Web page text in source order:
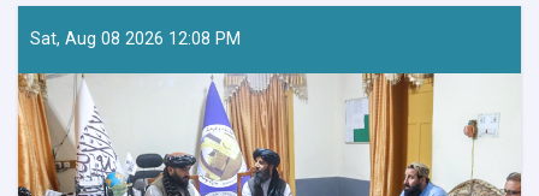
of
Information
Uzbek
Ambassador
Sat, Aug 08 2026 12:08 PM